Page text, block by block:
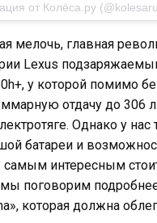
от Колёса.ру
мелочь, главная
Lexus
у которой помимо
отдачу до 306
Однако у
батареи и
интересным
поговорим
которая должна